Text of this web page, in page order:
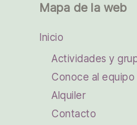
Mapa de la web
Inicio
Actividades y
Conoce al equipo
Alquiler
Contacto